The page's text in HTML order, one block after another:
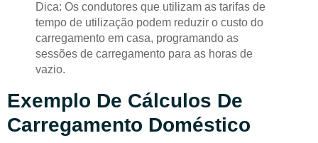
Dica: Os condutores que utilizam as tarifas de
tempo de utilização podem reduzir o custo do
carregamento em casa, programando as
sessões de carregamento para as horas de
vazio.
Exemplo De Cálculos De
Carregamento Doméstico